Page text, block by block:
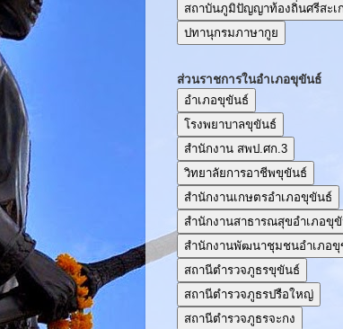
สถาบันภูมิปัญญาท้องถิ่นศรีสะเ
ปทานุกรมภาษากูย
ส่วนราชการในอำเภอขุขันธ์
อำเภอขุขันธ์
โรงพยาบาลขุขันธ์
สำนักงาน สพป.ศก.3
วิทยาลัยการอาชีพขุขันธ์
สำนักงานเกษตรอำเภอขุขันธ์
สำนักงานสาธารณสุขอำเภอขุ
สำนักงานพัฒนาชุมชนอำเภอขุ
สถานีตำรวจภูธรขุขันธ์
สถานีตำรวจภูธรปรือใหญ่
สถานีตำรวจภูธรจะกง